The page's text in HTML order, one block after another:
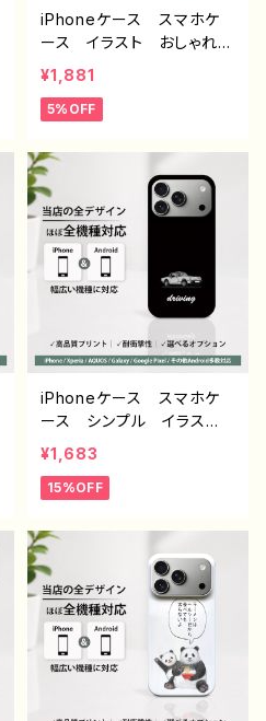
iPhoneケース スマホケ
ース イラスト おしゃれ
花柄 エモい レディー
ス AQUOS sense 2 3 4
5 iPhone15/14/13/12/11
Galaxy おすすめ 個
性的 人気 イラストレー
ター クリエイター 絵
師 Android アンドロイ
ド ケース オリジナル
デザイン グッズ タイト
ル：ネモフィラ 作：栞音 F
¥1,881
5%OFF
iPhoneケース スマホケ
ース シンプル イラス
ト 安い かっこいい お
しゃれ クール メンズ
個性的 おすすめ 人気
4/13/12/11 AQUOS sens
e 4 5 6 Xperia Googl
epixel Galaxy Androi
d アンドロイド ケース
ノンブランド オリジナル
デザイン グッズ タイト
ル：シンプル スマホケース
PART40-2 J1-9
¥1,683
15%OFF